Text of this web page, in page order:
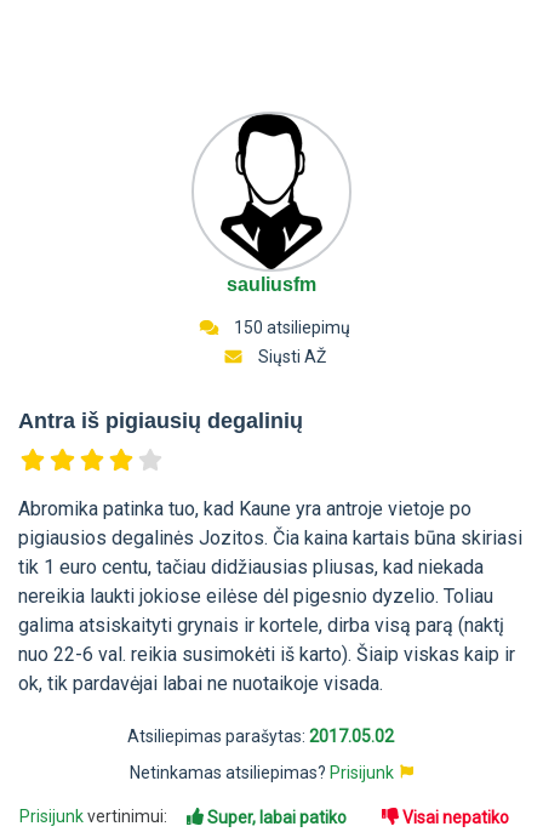
sauliusfm
150 atsiliepimų
Siųsti AŽ
Antra iš pigiausių degalinių
Abromika patinka tuo, kad Kaune yra antroje vietoje po
pigiausios degalinės Jozitos. Čia kaina kartais būna skiriasi
tik 1 euro centu, tačiau didžiausias pliusas, kad niekada
nereikia laukti jokiose eilėse dėl pigesnio dyzelio. Toliau
galima atsiskaityti grynais ir kortele, dirba visą parą (naktį
nuo 22-6 val. reikia susimokėti iš karto). Šiaip viskas kaip ir
ok, tik pardavėjai labai ne nuotaikoje visada.
Atsiliepimas parašytas: 2017.05.02
Netinkamas atsiliepimas? Prisijunk
Prisijunkvertinimui: Super, labai patiko Visai nepatiko